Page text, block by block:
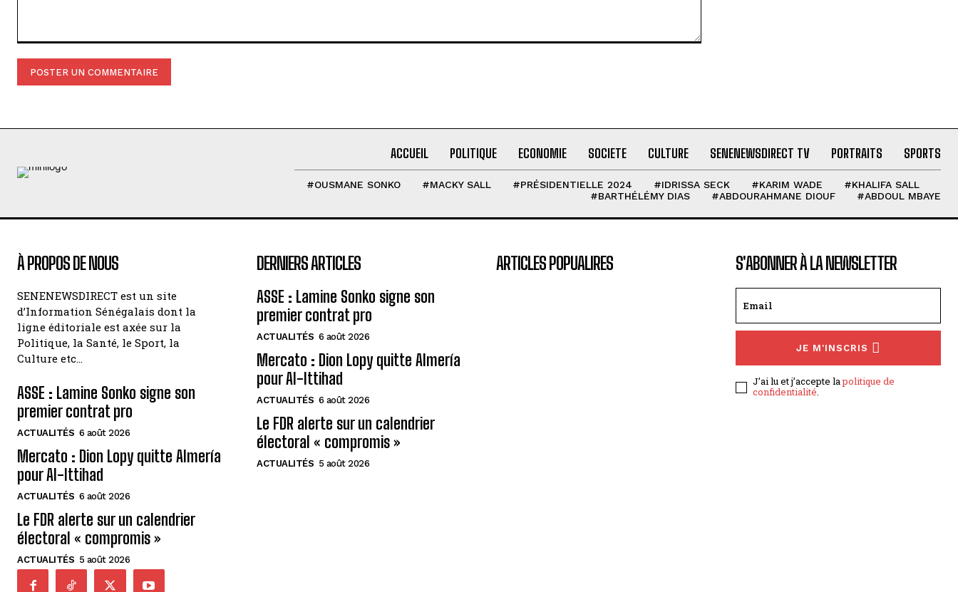
ACCUEIL POLITIQUE ECONOMIE SOCIETE CULTURE SENENEWSDIRECT TV PORTRAITS SPORTS
#OUSMANE SONKO #MACKY SALL #PRÉSIDENTIELLE 2024 #IDRISSA SECK #KARIM WADE
#KHALIFA SALL
#BARTHÉLÉMY DIAS
#ABDOURAHMANE DIOUF #ABDOUL MBAYE
À PROPOS DE NOUS
SENENEWSDIRECT est un site
d’Information Sénégalais dont la
ligne éditoriale est axée sur la
Politique, la Santé, le Sport, la
Culture etc…
ASSE : Lamine Sonko signe son
premier contrat pro
ACTUALITÉS 6 août 2026
Mercato : Dion Lopy quitte Almería
pour Al-Ittihad
ACTUALITÉS 6 août 2026
Le FDR alerte sur un calendrier
électoral « compromis »
ACTUALITÉS 5 août 2026
DERNIERS ARTICLES
ASSE : Lamine Sonko signe son
premier contrat pro
ACTUALITÉS 6 août 2026
Mercato : Dion Lopy quitte Almería
pour Al-Ittihad
ACTUALITÉS 6 août 2026
Le FDR alerte sur un calendrier
électoral « compromis »
ACTUALITÉS 5 août 2026
ARTICLES POPUALIRES S'ABONNER À LA NEWSLETTER
JE M'INSCRIS
J’ai lu et j’accepte lapolitique de
confidentialité.